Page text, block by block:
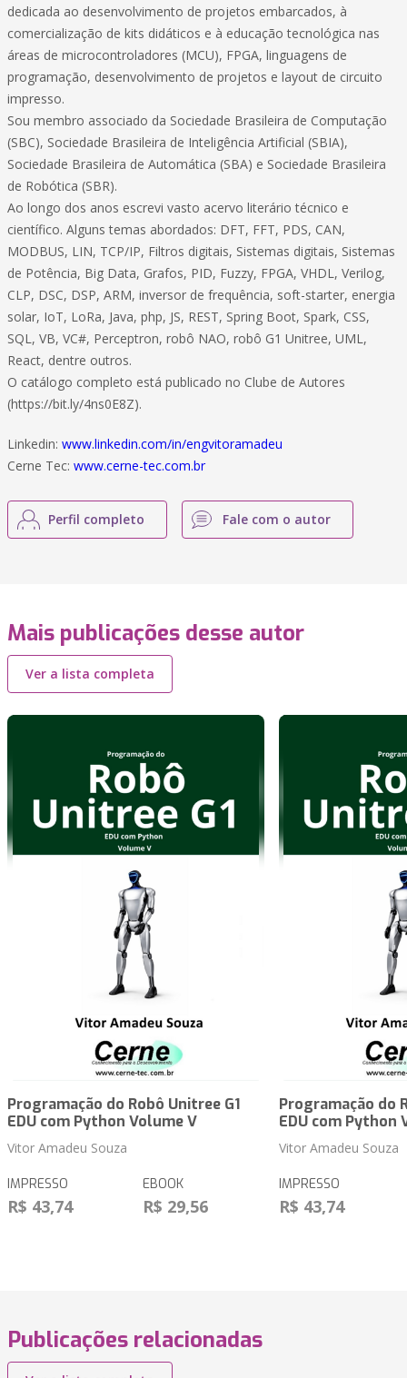
dedicada ao desenvolvimento de projetos embarcados, à
comercialização de kits didáticos e à educação tecnológica nas
áreas de microcontroladores (MCU), FPGA, linguagens de
programação, desenvolvimento de projetos e layout de circuito
impresso.
Sou membro associado da Sociedade Brasileira de Computação
(SBC), Sociedade Brasileira de Inteligência Artificial (SBIA),
Sociedade Brasileira de Automática (SBA) e Sociedade Brasileira
de Robótica (SBR).
Ao longo dos anos escrevi vasto acervo literário técnico e
científico. Alguns temas abordados: DFT, FFT, PDS, CAN,
MODBUS, LIN, TCP/IP, Filtros digitais, Sistemas digitais, Sistemas
de Potência, Big Data, Grafos, PID, Fuzzy, FPGA, VHDL, Verilog,
CLP, DSC, DSP, ARM, inversor de frequência, soft-starter, energia
solar, IoT, LoRa, Java, php, JS, REST, Spring Boot, Spark, CSS,
SQL, VB, VC#, Perceptron, robô NAO, robô G1 Unitree, UML,
React, dentre outros.
O catálogo completo está publicado no Clube de Autores
(https://bit.ly/4ns0E8Z).
Linkedin: www.linkedin.com/in/engvitoramadeu
Cerne Tec: www.cerne-tec.com.br
Perfil completo Fale com o autor
Mais publicações desse autor
Ver a lista completa
Programação do Robô Unitree G1
EDU com Python Volume V
Vitor Amadeu Souza
IMPRESSO
R$ 43,74
EBOOK
R$ 29,56
Programação do
EDU com Python
Vitor Amadeu Souza
IMPRESSO
R$ 43,74
Publicações relacionadas